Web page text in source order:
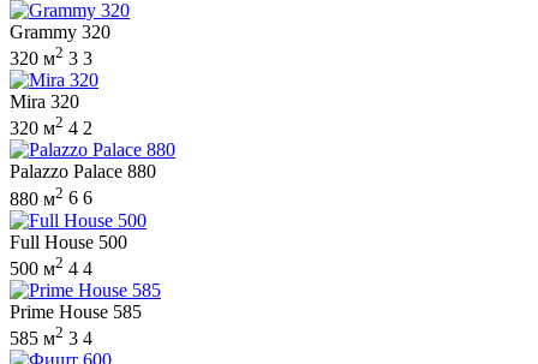
Grammy 320
320 м2 3 3
Mira 320
320 м2 4 2
Palazzo Palace 880
880 м2 6 6
Full House 500
500 м2 4 4
Prime House 585
585 м2 3 4